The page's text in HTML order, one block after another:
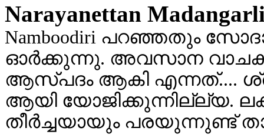
Narayanettan
Namboodiri പറഞ്ഞതും
ഓര്‍ക്കുന്നു. അവസാന
ആസ്പദം ആകി എന്നത്....
ആയി യോജിക്കുന്നില്ല്യ.
തീര്‍ച്ചയായും പരയുന്നുണ്ട്